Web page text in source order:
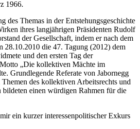
1966.
des Themas in der Entstehungsgeschichte
ihres langjährigen Präsidenten Rudolf
der Gesellschaft, indem er nach dem
28.10.2010 die 47. Tagung (2012) dem
und den ersten Tag der
„Die kollektiven Mächte im
Grundlegende Referate von Jabornegg
des kollektiven Arbeitsrechts und
bildeten einen würdigen Rahmen für die
ein kurzer interessenpolitischer Exkurs